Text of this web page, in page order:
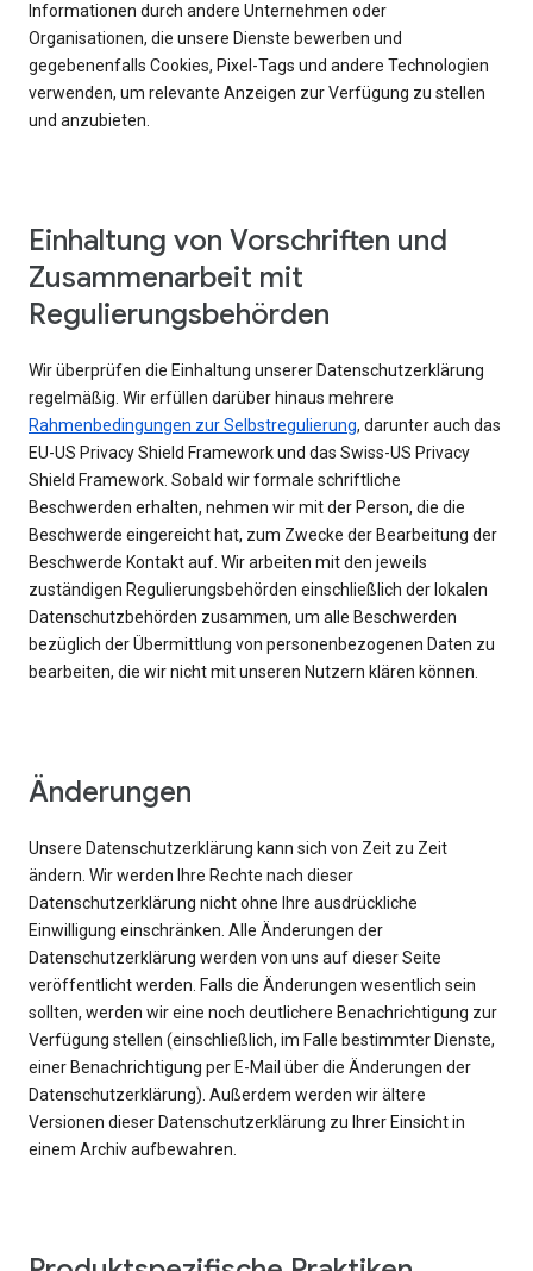
Informationen durch andere Unternehmen oder
Organisationen, die unsere Dienste bewerben und
gegebenenfalls Cookies, Pixel-Tags und andere Technologien
verwenden, um relevante Anzeigen zur Verfügung zu stellen
und anzubieten.
Einhaltung von Vorschriften und
Zusammenarbeit mit
Regulierungsbehörden
Wir überprüfen die Einhaltung unserer Datenschutzerklärung
regelmäßig. Wir erfüllen darüber hinaus mehrere
Rahmenbedingungen zur Selbstregulierung, darunter auch das
EU-US Privacy Shield Framework und das Swiss-US Privacy
Shield Framework. Sobald wir formale schriftliche
Beschwerden erhalten, nehmen wir mit der Person, die die
Beschwerde eingereicht hat, zum Zwecke der Bearbeitung der
Beschwerde Kontakt auf. Wir arbeiten mit den jeweils
zuständigen Regulierungsbehörden einschließlich der lokalen
Datenschutzbehörden zusammen, um alle Beschwerden
bezüglich der Übermittlung von personenbezogenen Daten zu
bearbeiten, die wir nicht mit unseren Nutzern klären können.
Änderungen
Unsere Datenschutzerklärung kann sich von Zeit zu Zeit
ändern. Wir werden Ihre Rechte nach dieser
Datenschutzerklärung nicht ohne Ihre ausdrückliche
Einwilligung einschränken. Alle Änderungen der
Datenschutzerklärung werden von uns auf dieser Seite
veröffentlicht werden. Falls die Änderungen wesentlich sein
sollten, werden wir eine noch deutlichere Benachrichtigung zur
Verfügung stellen (einschließlich, im Falle bestimmter Dienste,
einer Benachrichtigung per E-Mail über die Änderungen der
Datenschutzerklärung). Außerdem werden wir ältere
Versionen dieser Datenschutzerklärung zu Ihrer Einsicht in
einem Archiv aufbewahren.